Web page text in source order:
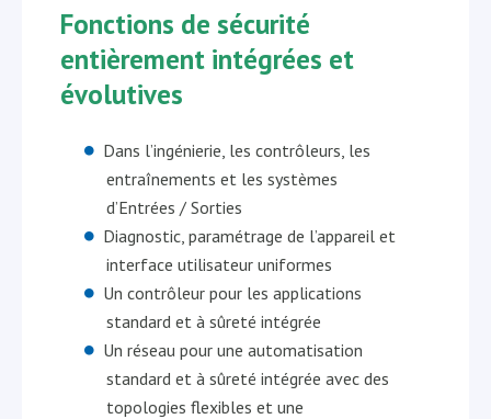
Fonctions de sécurité
entièrement intégrées et
évolutives
Dans l’ingénierie, les contrôleurs, les
entraînements et les systèmes
d’Entrées / Sorties
Diagnostic, paramétrage de l’appareil et
interface utilisateur uniformes
Un contrôleur pour les applications
standard et à sûreté intégrée
Un réseau pour une automatisation
standard et à sûreté intégrée avec des
topologies flexibles et une